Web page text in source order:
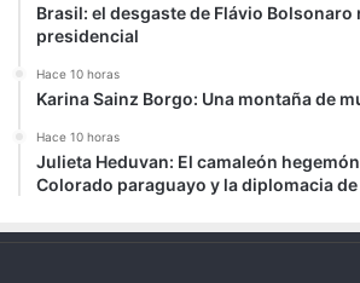
Brasil: el desgaste de Flávio
presidencial
Hace 10 horas
Karina Sainz Borgo: Una montaña de
Hace 10 horas
Julieta Heduvan: El camaleón
Colorado paraguayo y la diplomacia